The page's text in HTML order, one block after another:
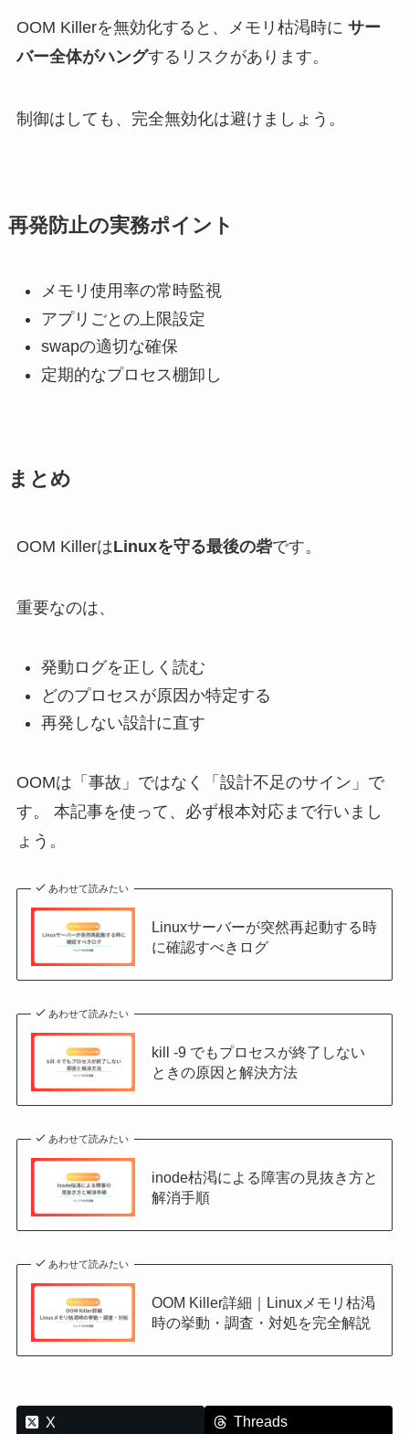
OOM Killerを無効化すると、メモリ枯渇時に サー
バー全体がハングするリスクがあります。
制御はしても、完全無効化は避けましょう。
再発防止の実務ポイント
メモリ使用率の常時監視
アプリごとの上限設定
swapの適切な確保
定期的なプロセス棚卸し
まとめ
OOM KillerはLinuxを守る最後の砦です。
重要なのは、
発動ログを正しく読む
どのプロセスが原因か特定する
再発しない設計に直す
OOMは「事故」ではなく「設計不足のサイン」で
す。 本記事を使って、必ず根本対応まで行いまし
ょう。
あわせて読みたい
Linuxサーバーが突然再起動する時
に確認すべきログ
あわせて読みたい
kill -9 でもプロセスが終了しない
ときの原因と解決方法
あわせて読みたい
inode枯渇による障害の見抜き方と
解消手順
あわせて読みたい
OOM Killer詳細｜Linuxメモリ枯渇
時の挙動・調査・対処を完全解説
X Threads